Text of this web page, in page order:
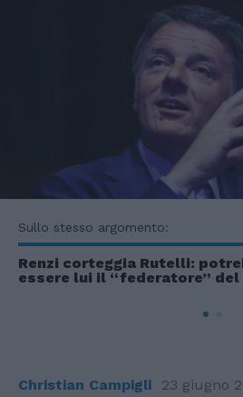
Sullo stesso argomento:
Renzi corteggia Rutelli:
essere lui il “federatore” del
Christian Campigli 23 giugno